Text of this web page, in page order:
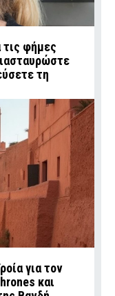
τις φήμες
τη
για τον
και